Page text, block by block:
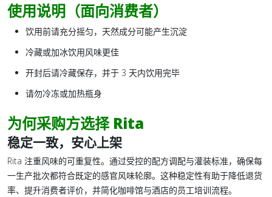
使用说明（面向消费者）
饮用前请充分摇匀，天然成分可能产生沉淀
冷藏或加冰饮用风味更佳
开封后请冷藏保存，并于 3 天内饮用完毕
请勿冷冻或加热瓶身
为何采购方选择 Rita
稳定一致，安心上架
Rita 注重风味的可重复性。通过受控的配方调配与灌装标准，确保每
一生产批次都符合既定的感官风味轮廓。这种稳定性有助于降低退货
率、提升消费者评价，并简化咖啡馆与酒店的员工培训流程。